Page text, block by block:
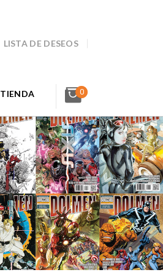
LISTA DE DESEOS
TIENDA 0